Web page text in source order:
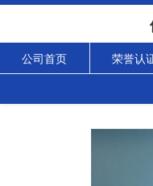
公司首页 荣誉认